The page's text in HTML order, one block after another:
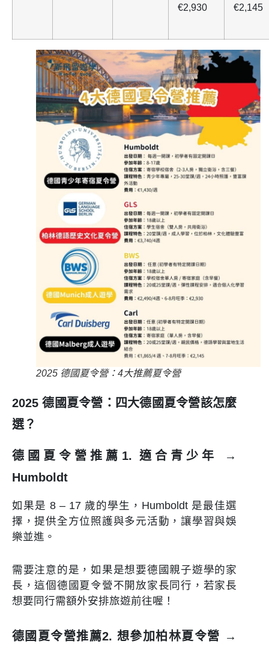
€2,930
€2,145
2025 德國夏令營：4大推薦夏令營
2025 德國夏令營：四大德國夏令營該怎麼
選？
德國夏令營推薦1. 適合青少年 →
Humboldt
如果是 8 – 17 歲的學生，Humboldt 是最佳選
擇，提供全方位照護與多元活動，讓學習與娛
樂並進。
需要注意的是，如果是想要德國親子遊學的家
長，這個德國夏令營不開放家長同行，若家長
想要同行需額外安排旅遊前往喔！
德國夏令營推薦2. 想參加柏林夏令營 →